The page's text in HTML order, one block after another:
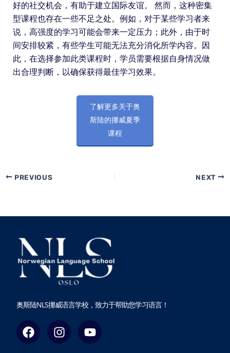
好的社交机会，有助于建立国际友谊。 然而，这种密集
型课程也存在一些不足之处。例如，对于某些学习者来
说，高强度的学习可能会带来一定压力；此外，由于时
间安排较紧，有些学生可能无法充分消化所学内容。因
此，在选择参加此类课程时，学员需要根据自身情况做
出合理判断，以确保获得最佳学习效果。
了解更多关于奥
斯陆的挪威夏季
课程
PREVIOUS NEXT
奥斯陆NLS挪威语言学校，致力于帮助您学习语言！
F
a
I
n
Y
o